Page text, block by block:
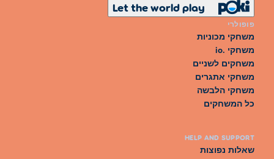
Let the world play
פופולרי
משחקי מכוניות
משחקי .io
משחקים לשניים
משחקי אתגרים
משחקי הלבשה
כל המשחקים
HELP AND SUPPORT
שאלות נפוצות